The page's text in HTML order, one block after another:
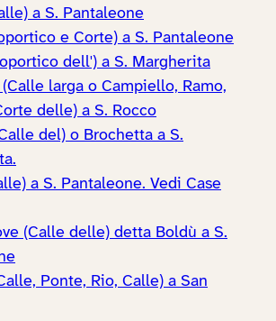
a S. Pantaleone
e Corte) a S. Pantaleone
dell') a S. Margherita
larga o Campiello, Ramo,
delle) a S. Rocco
del) o Brochetta a S.
a S. Pantaleone. Vedi Case
(Calle delle) detta Boldù a S.
Ponte, Rio, Calle) a San